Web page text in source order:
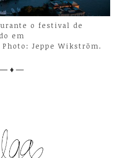
o festival de
em
Photo: Jeppe Wikström.
— ♦ —